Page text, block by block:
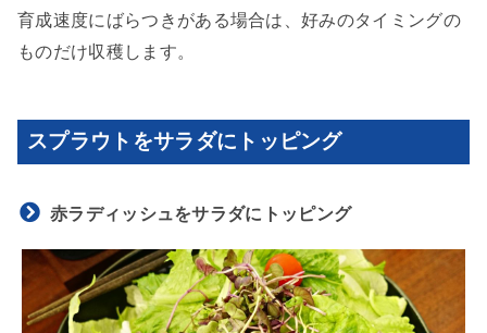
育成速度にばらつきがある場合は、好みのタイミングの
ものだけ収穫します。
スプラウトをサラダにトッピング
赤ラディッシュをサラダにトッピング